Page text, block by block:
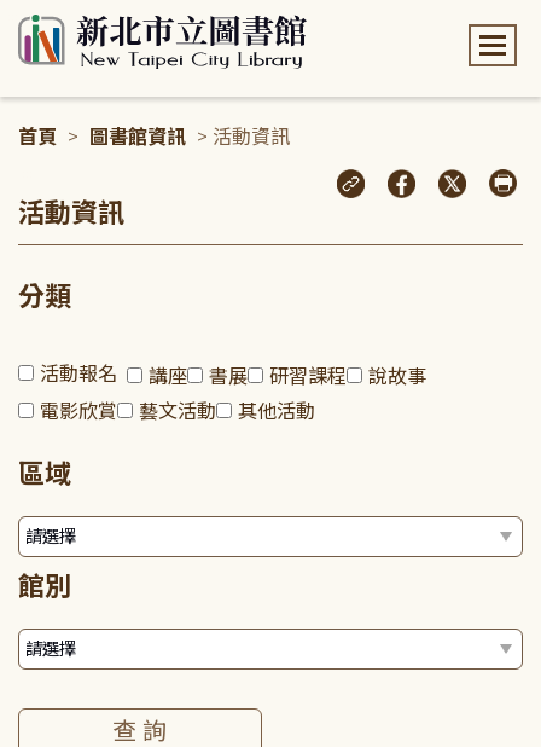
首頁 > 圖書館資訊 > 活動資訊
活動資訊
分類
活動報名 講座 書展 研習課程
說故事
電影欣賞
藝文活動 其他活動
區域
館別